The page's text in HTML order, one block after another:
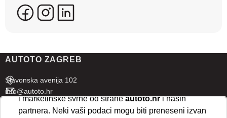
AUTOTO ZAGREB
Slavonska avenija 102
info@autoto.hr
Pon - Pet 07:30-18:00
Sub 08:00-13:00
više uređaja i web lokacija. Naši partneri također
koriste ove tehnologije.
ispravno funkcioniranje stranice. Odabirom
kolačića na vaš uređaj i njihovu obradu za analitičke
i marketinške svrhe od straneautoto.hri naših
partnera. Neki vaši podaci mogu biti preneseni izvan